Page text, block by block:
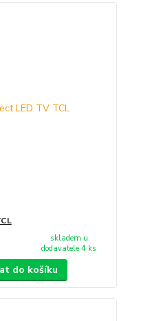
skladem u
dodavatele 4 ks
do košíku